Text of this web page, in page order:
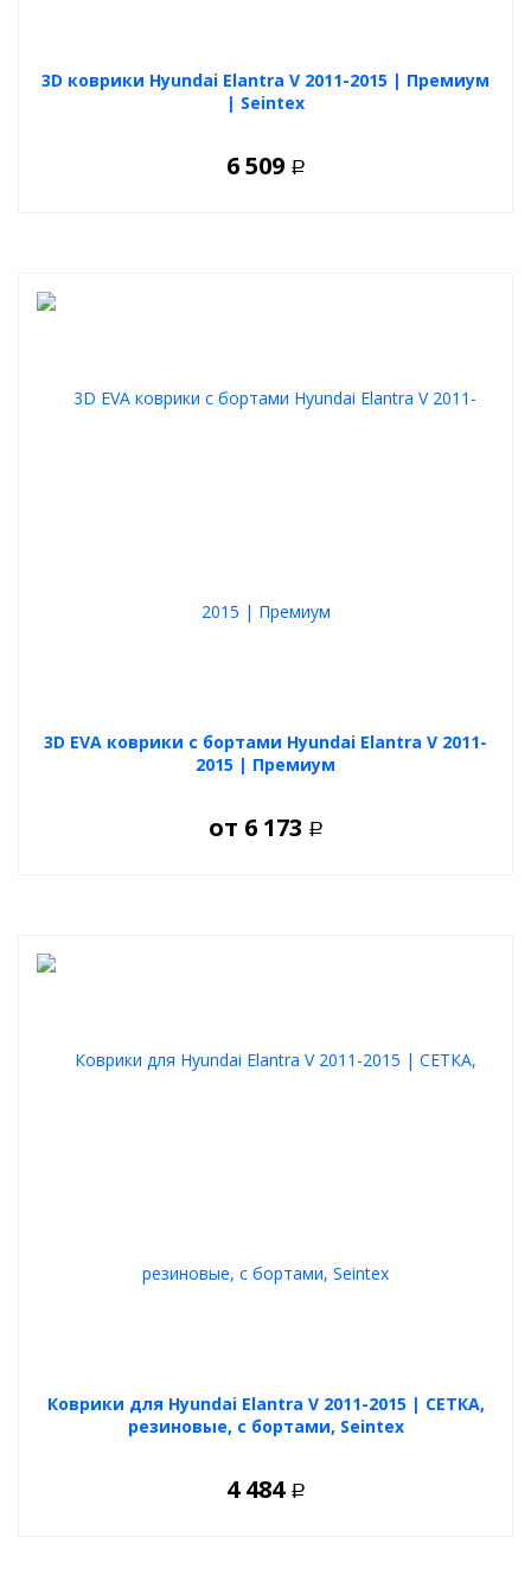
3D коврики Hyundai Elantra V 2011-2015 | Премиум
| Seintex
6 509 Р
3D EVA коврики с бортами Hyundai Elantra V 2011-
2015 | Премиум
от 6 173 Р
Коврики для Hyundai Elantra V 2011-2015 | СЕТКА,
резиновые, с бортами, Seintex
4 484 Р